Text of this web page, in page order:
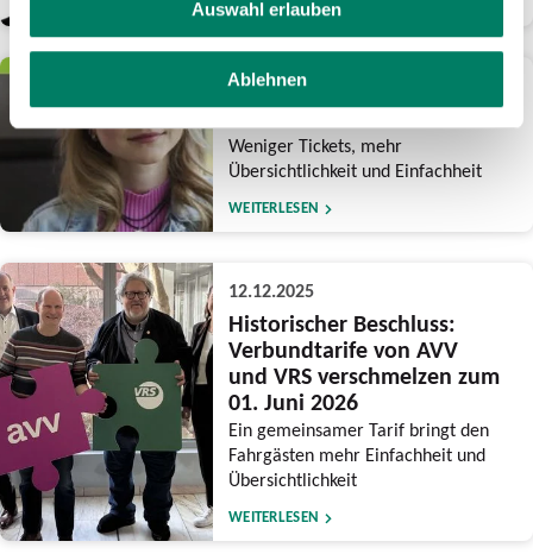
Auswahl erlauben
Ablehnen
15.12.2025
Reform des NRW-Tarifs
Weniger Tickets, mehr
Übersichtlichkeit und Einfachheit
WEITERLESEN
12.12.2025
Historischer Beschluss:
Verbundtarife von AVV
und VRS verschmelzen zum
01. Juni 2026
Ein gemeinsamer Tarif bringt den
Fahrgästen mehr Einfachheit und
Übersichtlichkeit
WEITERLESEN